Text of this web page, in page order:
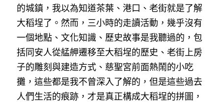
的城鎮，我以為知道茶葉、港口、老街就是了解
大稻埕了。然而，三小時的走讀活動，幾乎沒有
一個地點、文化知識、歷史故事是我聽過的，包
括同安人從艋舺遷移至大稻埕的歷史、老街上房
子的雕刻與建造方式、慈聖宮前面熱鬧的小吃
攤，這些都是我不曾深入了解的，但是這些過去
人們生活的痕跡，才是真正構成大稻埕的拼圖，